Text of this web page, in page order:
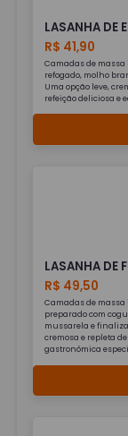
LASANHA DE
R$ 41,90
Camadas de
refogado, molho
Uma opção leve,
refeição deliciosa e
LASANHA DE
R$ 49,50
Camadas de
preparado com
mussarela e
cremosa e repleta
gastronômica